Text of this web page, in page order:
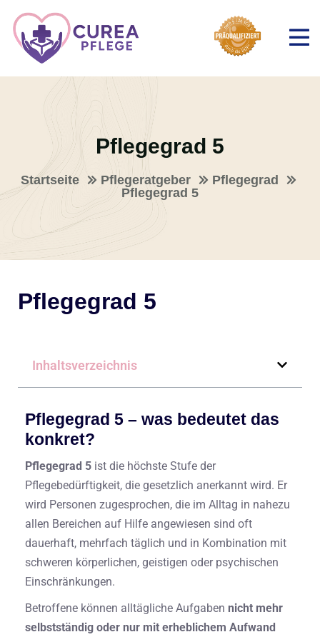
Pflegegrad 5
Startseite Pflegeratgeber
Pflegegrad
Pflegegrad 5
Pflegegrad 5
Inhaltsverzeichnis
Pflegegrad 5 – was bedeutet das
konkret?
Pflegegrad 5 ist die höchste Stufe der
Pflegebedürftigkeit, die gesetzlich anerkannt wird. Er
wird Personen zugesprochen, die im Alltag in nahezu
allen Bereichen auf Hilfe angewiesen sind oft
dauerhaft, mehrfach täglich und in Kombination mit
schweren körperlichen, geistigen oder psychischen
Einschränkungen.
Betroffene können alltägliche Aufgaben nicht mehr
selbstständig oder nur mit erheblichem Aufwand